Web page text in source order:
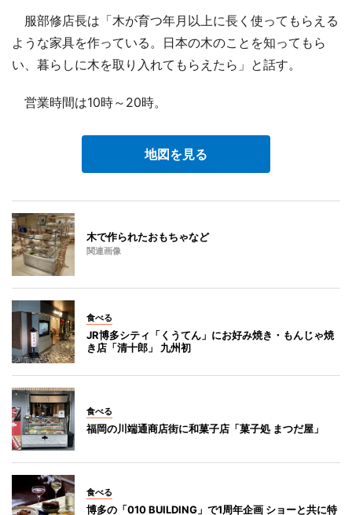
服部修店長は「木が育つ年月以上に長く使ってもらえる
ような家具を作っている。日本の木のことを知ってもら
い、暮らしに木を取り入れてもらえたら」と話す。
営業時間は10時～20時。
地図を見る
木で作られたおもちゃなど
関連画像
食べる
JR博多シティ「くうてん」にお好み焼き・もんじゃ焼
き店「清十郎」 九州初
食べる
福岡の川端通商店街に和菓子店「菓子処 まつだ屋」
食べる
博多の「010 BUILDING」で1周年企画 ショーと共に特